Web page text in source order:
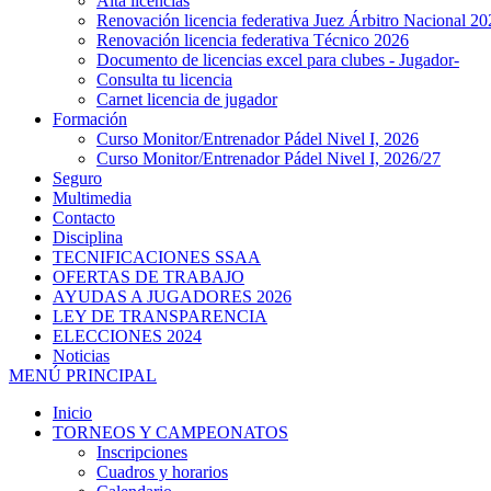
Renovación licencia federativa Juez Árbitro Nacional
Renovación licencia federativa Técnico 2026
Documento de licencias excel para clubes - Jugador-
Consulta tu licencia
Carnet licencia de jugador
Formación
Curso Monitor/Entrenador Pádel Nivel I, 2026
Curso Monitor/Entrenador Pádel Nivel I, 2026/27
Seguro
Multimedia
Contacto
Disciplina
TECNIFICACIONES SSAA
OFERTAS DE TRABAJO
AYUDAS A JUGADORES 2026
LEY DE TRANSPARENCIA
ELECCIONES 2024
Noticias
MENÚ PRINCIPAL
Inicio
TORNEOS Y CAMPEONATOS
Inscripciones
Cuadros y horarios